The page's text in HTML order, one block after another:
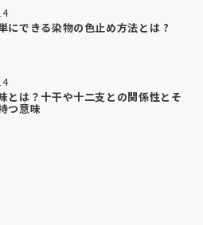
簾を制作いただきました。
満足の仕上がりです
明でとてもいいお店です。
にできる染物の色止め方法とは ?
とは？十干や十二支との関係性とそ
つ意味